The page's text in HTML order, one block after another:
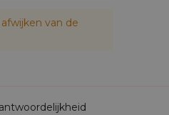
van de